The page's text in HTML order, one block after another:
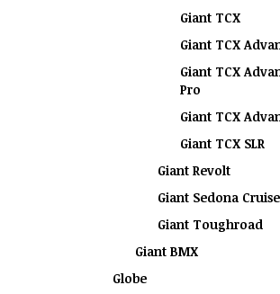
Giant TCX
Giant TCX
Giant TCX
Pro
Giant TCX
Giant TCX SLR
Giant Revolt
Giant Sedona
Giant Toughroad
Giant BMX
Globe